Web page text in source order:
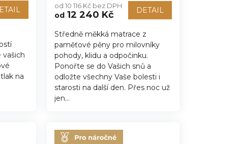
vašich
na
produktu
je
z
5
hvězdiček.
od 10 116 Kč bez DPH
od12 240 Kč DETAIL
Středně měkká matrace z
paměťové pěny pro milovníky
pohody, klidu a odpočinku.
Ponořte se do Vašich snů a
odložte všechny Vaše bolesti i
starosti na další den. Přes noc už
jen...